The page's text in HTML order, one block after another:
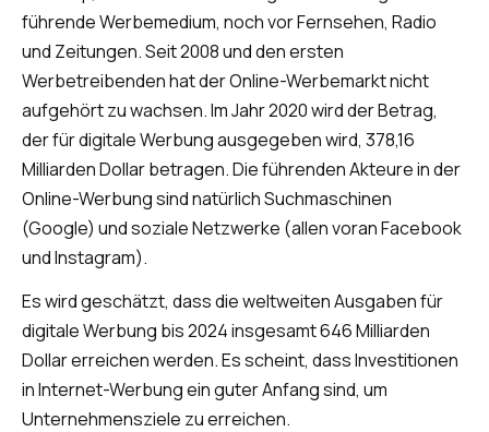
führende Werbemedium, noch vor Fernsehen, Radio
und Zeitungen. Seit 2008 und den ersten
Werbetreibenden hat der Online-Werbemarkt nicht
aufgehört zu wachsen. Im Jahr 2020 wird der Betrag,
der für digitale Werbung ausgegeben wird, 378,16
Milliarden Dollar betragen. Die führenden Akteure in der
Online-Werbung sind natürlich Suchmaschinen
(Google) und soziale Netzwerke (allen voran Facebook
und Instagram).
Es wird geschätzt, dass die weltweiten Ausgaben für
digitale Werbung bis 2024 insgesamt 646 Milliarden
Dollar erreichen werden. Es scheint, dass Investitionen
in Internet-Werbung ein guter Anfang sind, um
Unternehmensziele zu erreichen.